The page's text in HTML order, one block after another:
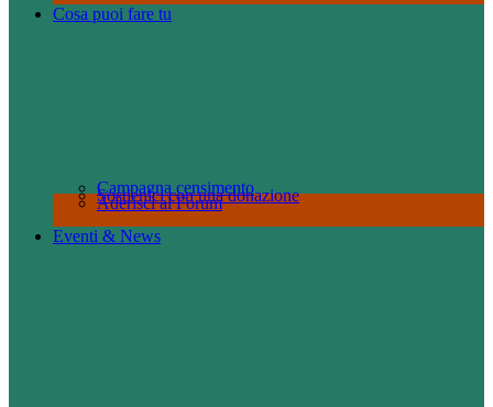
Cosa puoi fare tu
Aderisci al Forum
Sostienici con una donazione
Campagna censimento
Eventi & News